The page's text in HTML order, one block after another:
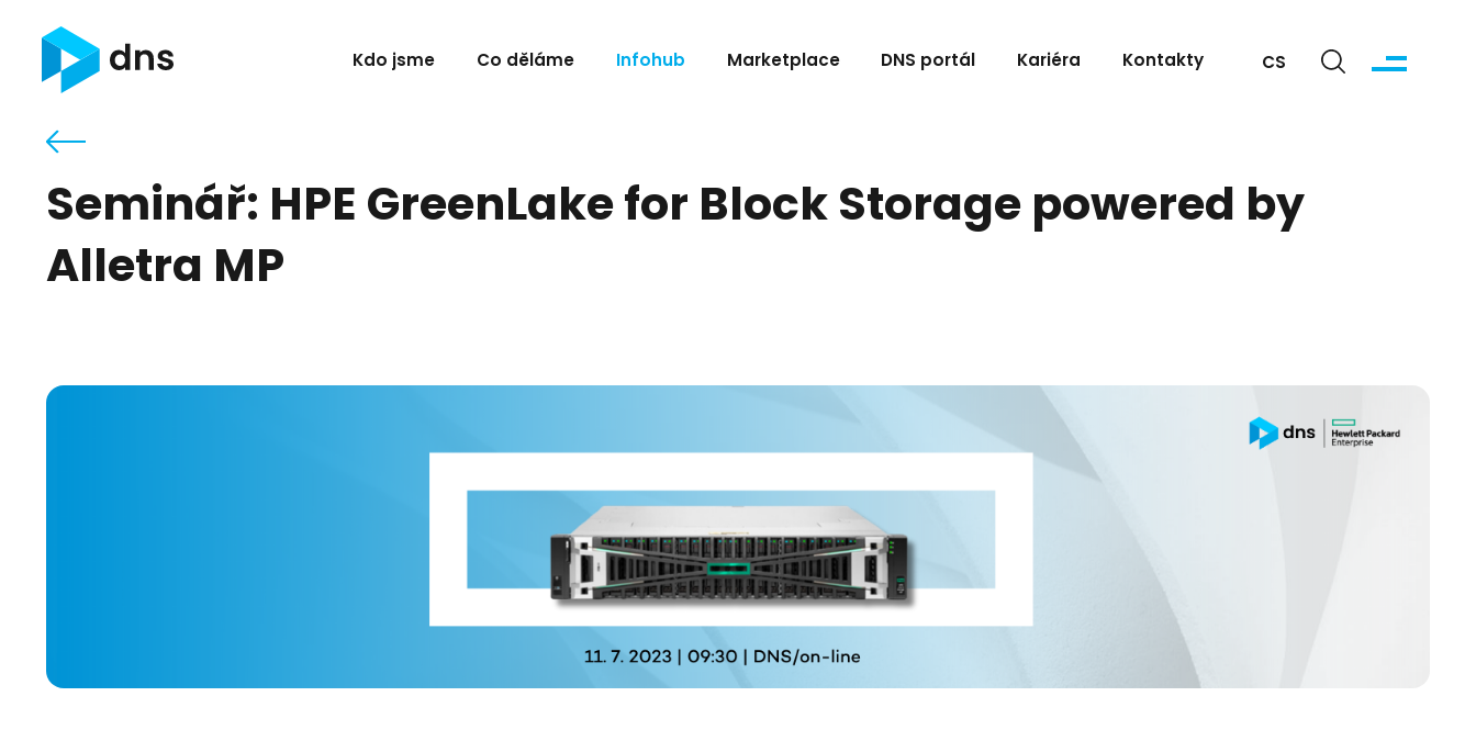
Kdo jsme Co děláme Infohub Marketplace DNS portál Kariéra Kontakty CS
Seminář: HPE GreenLake for Block Storage powered by
Alletra MP